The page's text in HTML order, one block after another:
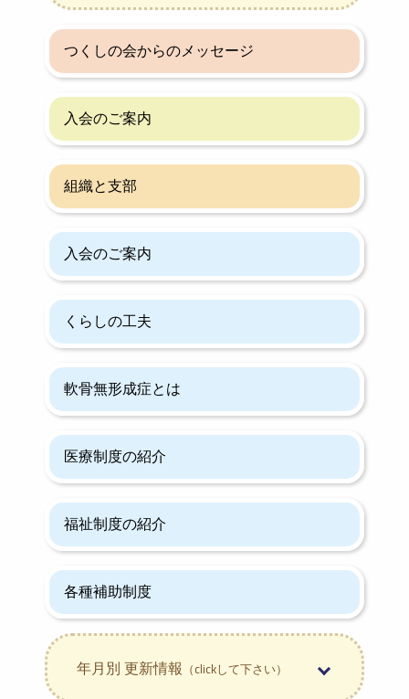
つくしの会からのメッセージ
入会のご案内
組織と支部
入会のご案内
くらしの工夫
軟骨無形成症とは
医療制度の紹介
福祉制度の紹介
各種補助制度
年月別 更新情報 （clickして下さい）